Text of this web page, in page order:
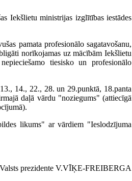
Iekšlietu ministrijas izglītības iestādes
pamata profesionālo sagatavošanu,
norīkojamas uz mācībām Iekšlietu
tiesisko un profesionālo
14., 22., 28. un 29.punktā, 18.panta
daļā vārdu "noziegums" (attiecīgā
likums" ar vārdiem "Ieslodzījuma
Valsts prezidente V.VĪĶE-FREIBERGA